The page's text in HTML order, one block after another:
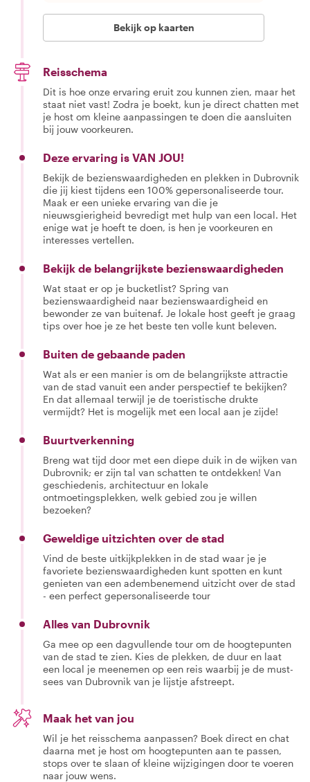
Bekijk op kaarten
Reisschema
Dit is hoe onze ervaring eruit zou kunnen zien, maar het
staat niet vast! Zodra je boekt, kun je direct chatten met
je host om kleine aanpassingen te doen die aansluiten
bij jouw voorkeuren.
Deze ervaring is VAN JOU!
Bekijk de bezienswaardigheden en plekken in Dubrovnik
die jij kiest tijdens een 100% gepersonaliseerde tour.
Maak er een unieke ervaring van die je
nieuwsgierigheid bevredigt met hulp van een local. Het
enige wat je hoeft te doen, is hen je voorkeuren en
interesses vertellen.
Bekijk de belangrijkste bezienswaardigheden
Wat staat er op je bucketlist? Spring van
bezienswaardigheid naar bezienswaardigheid en
bewonder ze van buitenaf. Je lokale host geeft je graag
tips over hoe je ze het beste ten volle kunt beleven.
Buiten de gebaande paden
Wat als er een manier is om de belangrijkste attractie
van de stad vanuit een ander perspectief te bekijken?
En dat allemaal terwijl je de toeristische drukte
vermijdt? Het is mogelijk met een local aan je zijde!
Buurtverkenning
Breng wat tijd door met een diepe duik in de wijken van
Dubrovnik; er zijn tal van schatten te ontdekken! Van
geschiedenis, architectuur en lokale
ontmoetingsplekken, welk gebied zou je willen
bezoeken?
Geweldige uitzichten over de stad
Vind de beste uitkijkplekken in de stad waar je je
favoriete bezienswaardigheden kunt spotten en kunt
genieten van een adembenemend uitzicht over de stad
- een perfect gepersonaliseerde tour
Alles van Dubrovnik
Ga mee op een dagvullende tour om de hoogtepunten
van de stad te zien. Kies de plekken, de duur en laat
een local je meenemen op een reis waarbij je de must-
sees van Dubrovnik van je lijstje afstreept.
Maak het van jou
Wil je het reisschema aanpassen? Boek direct en chat
daarna met je host om hoogtepunten aan te passen,
stops over te slaan of kleine wijzigingen door te voeren
naar jouw wens.